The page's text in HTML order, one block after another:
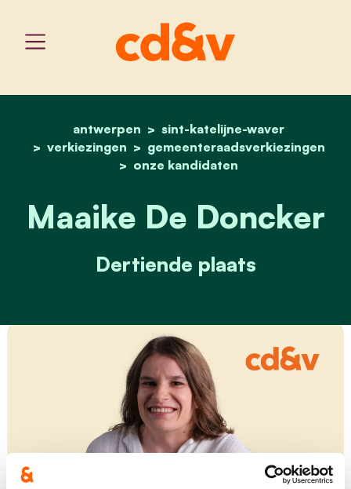
home
antwerpen
sint-katelijne-waver
verkiezingen
gemeenteraadsverkiezingen
onze kandidaten
maaike de doncker
Maaike De Doncker
Dertiende plaats